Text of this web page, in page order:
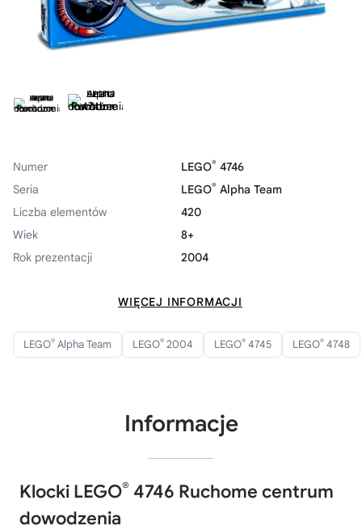
Numer LEGO® 4746
Seria
LEGO® Alpha Team
Liczba elementów
420
Wiek
8+
Rok prezentacji
2004
WIĘCEJ INFORMACJI
LEGO® Alpha Team LEGO® 2004 LEGO® 4745 LEGO® 4748
Informacje
Klocki LEGO® 4746 Ruchome centrum
dowodzenia